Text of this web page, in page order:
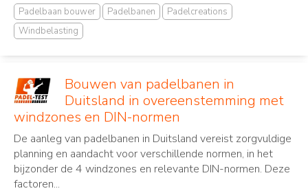
Padelbaan bouwer Padelbanen
Padelcreations
Windbelasting
Bouwen van padelbanen in
Duitsland in overeenstemming met
windzones en DIN-normen
De aanleg van padelbanen in Duitsland vereist zorgvuldige
planning en aandacht voor verschillende normen, in het
bijzonder de 4 windzones en relevante DIN-normen. Deze
factoren...